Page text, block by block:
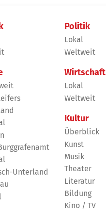
Unterland
Politik
Lokal
Weltweit
Wirtschaft
Lokal
Weltweit
Kultur
Überblick
Kunst
Musik
Theater
Literatur
Bildung
Kino / TV